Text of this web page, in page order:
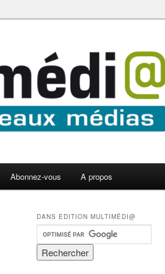
Abonnez-vous A propos
DANS EDITION MULTIMÉDI@